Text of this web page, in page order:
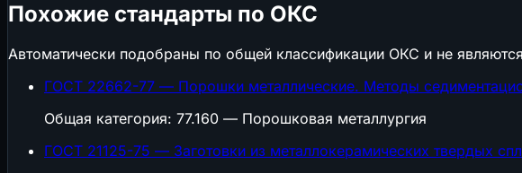
Похожие стандарты по ОКС
Автоматически подобраны по общей классификации ОКС и не
ГОСТ 22662-77 — Порошки металлические. Методы
Общая категория: 77.160 — Порошковая металлургия
ГОСТ 21125-75 — Заготовки из металлокерамических твердых